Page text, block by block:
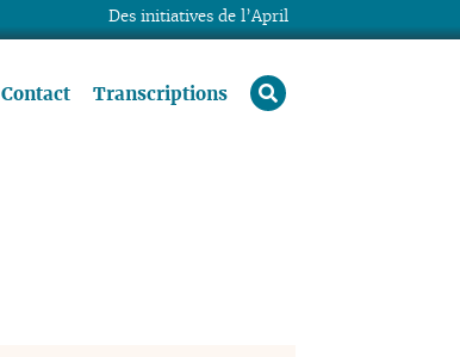
Contact Transcriptions rechercher
Des initiatives de l’April